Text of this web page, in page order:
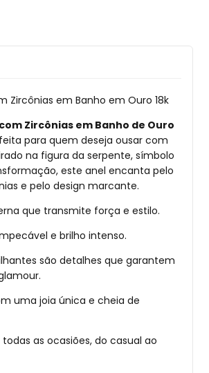
Zircônias em Banho em Ouro 18k
Zircônias em Banho de Ouro
para quem deseja ousar com
na figura da serpente, símbolo
este anel encanta pelo
e pelo design marcante.
que transmite força e estilo.
e brilho intenso.
são detalhes que garantem
uma joia única e cheia de
as ocasiões, do casual ao